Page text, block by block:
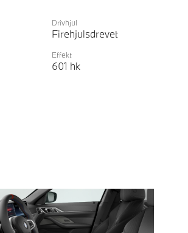
Drivhjul
Firehjulsdrevet
Effekt
601 hk